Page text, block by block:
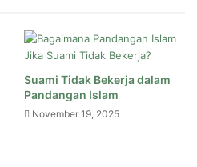
Suami Tidak Bekerja dalam
Pandangan Islam
November 19, 2025